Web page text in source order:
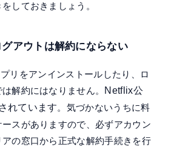
しておきましょう。
アウトは解約にならない
リをアンインストールしたり、ロ
解約にはなりません。 Netflix公
れています。気づかないうちに料
スがありますので、必ずアカウン
アの窓口から正式な解約手続きを行